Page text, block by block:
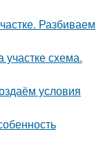
Разбиваем
участке схема.
условия